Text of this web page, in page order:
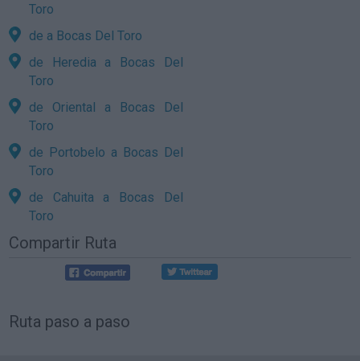
Toro
de a Bocas Del Toro
de Heredia a Bocas Del
Toro
de Oriental a Bocas Del
Toro
de Portobelo a Bocas Del
Toro
de Cahuita a Bocas Del
Toro
Compartir Ruta
Ruta paso a paso